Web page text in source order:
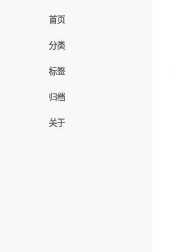
首页
分类
标签
归档
关于